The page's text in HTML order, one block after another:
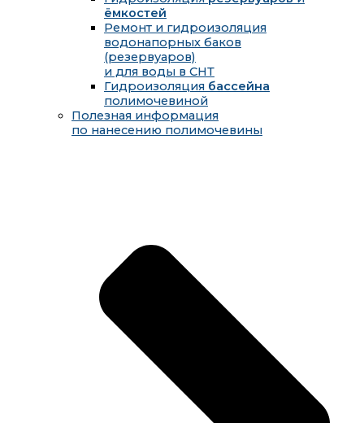
ёмкостей
Ремонт и гидроизоляция
водонапорных баков
(резервуаров)
и для воды в СНТ
Гидроизоляция бассейна
полимочевиной
Полезная информация
по нанесению полимочевины